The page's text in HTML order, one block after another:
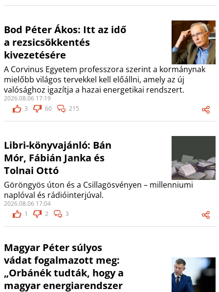
Bod Péter Ákos: Itt az idő
a rezsicsökkentés
kivezetésére
A Corvinus Egyetem professzora szerint a kormánynak
mielőbb világos tervekkel kell előállni, amely az új
valósághoz igazítja a hazai energetikai rendszert.
2026.08.06 17:19
3
60 215
Libri-könyvajánló: Bán
Mór, Fábián Janka és
Tolnai Ottó
Göröngyös úton és a Csillagösvényen – millenniumi
naplóval és rádióinterjúval.
2026.08.06 17:04
1
2 3
Magyar Péter súlyos
vádat fogalmazott meg:
„Orbánék tudták, hogy a
magyar energiarendszer